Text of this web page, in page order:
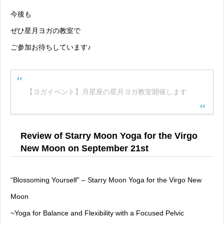
今後も
ぜひ星月ヨガの教室で
ご参加お待ちしています♪
【ヨガイベント】月星座の星月ヨガ教室開催します
Review of Starry Moon Yoga for the Virgo
New Moon on September 21st
“Blossoming Yourself” – Starry Moon Yoga for the Virgo New
Moon
~Yoga for Balance and Flexibility with a Focused Pelvic